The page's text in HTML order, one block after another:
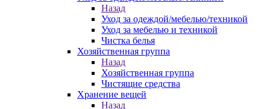
Назад
Уход за одеждой/мебелью/техникой
Уход за мебелью и техникой
Чистка белья
Хозяйственная группа
Назад
Хозяйственная группа
Чистящие средства
Хранение вещей
Назад